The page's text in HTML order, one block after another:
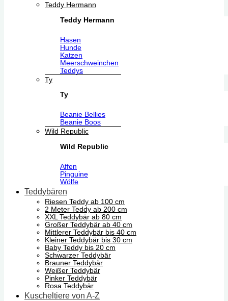
Teddy Hermann
Teddy Hermann
Hasen
Hunde
Katzen
Meerschweinchen
Teddys
Ty
Ty
Beanie Bellies
Beanie Boos
Wild Republic
Wild Republic
Affen
Pinguine
Wölfe
Teddybären
Riesen Teddy ab 100 cm
2 Meter Teddy ab 200 cm
XXL Teddybär ab 80 cm
Großer Teddybär ab 40 cm
Mittlerer Teddybär bis 40 cm
Kleiner Teddybär bis 30 cm
Baby Teddy bis 20 cm
Schwarzer Teddybär
Brauner Teddybär
Weißer Teddybär
Pinker Teddybär
Rosa Teddybär
Kuscheltiere von A-Z